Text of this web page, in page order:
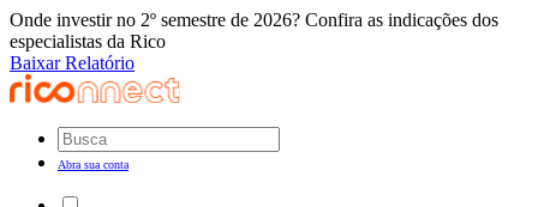
Onde investir no 2º semestre de 2026? Confira as indicações dos
especialistas da Rico
Baixar Relatório
Abra sua conta